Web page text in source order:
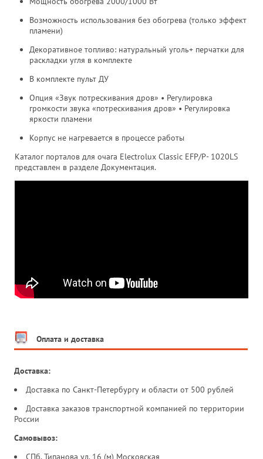
Возможность использования без обогрева (только эффект
пламени)
Декоративное топливо: натуральный уголь+ перчатки для
раскладки угля в комплекте
В комплекте пульт ДУ
Опция «Звук потрескивания дров» • Регулировка
громкости звука «потрескивания дров» • Регулировка
яркости пламени
Корпус не нагревается в процессе работы
Каталог порталов для очага Electrolux Classic EFP/P- 1020LS
представлен в разделе Документация.
Оплата и доставка
Доставка:
Доставка по Санкт-Петербургу и области от 500 рублей
Доставка заказов транспортной компанией по территории
России
Самовывоз:
СПб, Типанова ул. 16 (м) Московская